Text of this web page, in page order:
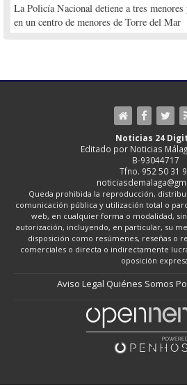
La Policía Nacional detiene a tres
en un centro de menores de Torre del Mar
Noticias 24
Editado por Noticias
B-93044717
Tfno. 952 50 31
Queda prohibida la reproducción,
comunicación pública y utilización total o
web, en cualquier forma o modalidad,
autorización, incluyendo, en particular, su
disposición como resúmenes, reseñas o
comerciales o directa o indirectamente
oposición
Aviso Legal Quiénes Somos